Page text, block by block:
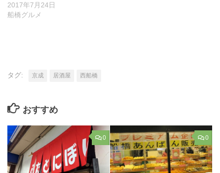
2017年7月24日
船橋グルメ
タグ: 京成 居酒屋 西船橋
おすすめ
0 0